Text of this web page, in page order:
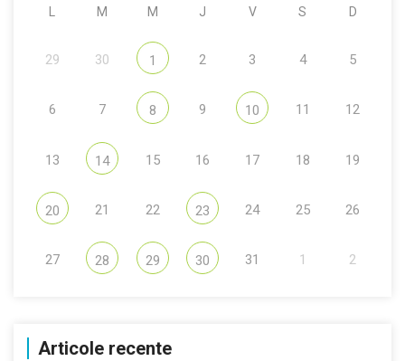
M M J V S D
29 30 1 2 3 4 5
6 7 8 9 10 11 12
13 14 15 16 17 18 19
20 21 22 23 24 25 26
27 28 29 30 31 1 2
Articole recente